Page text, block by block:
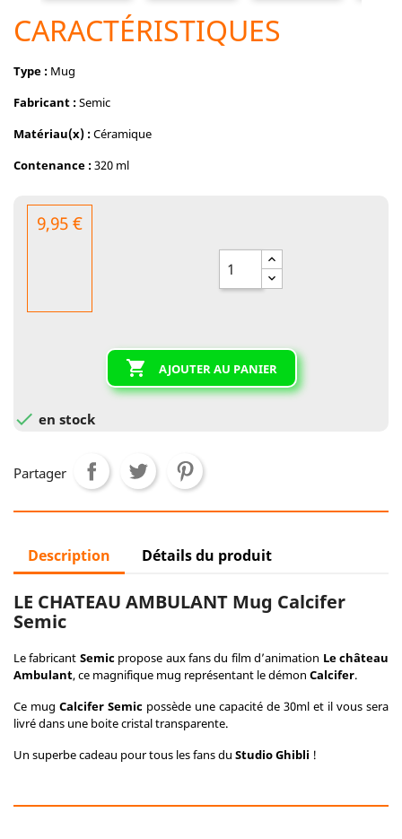
CARACTÉRISTIQUES
Type : Mug
Fabricant :Semic
Matériau(x) :Céramique
Contenance :320 ml
9,95 €
 AJOUTER AU PANIER
 en stock
Partager
Description Détails du produit
LE CHATEAU AMBULANT Mug Calcifer
Semic
Le fabricant Semicpropose aux fans du film d’animation Le château
Ambulant, ce magnifique mug représentant le démon Calcifer.
Ce mug Calcifer Semic possède une capacité de 30ml et il vous sera
livré dans une boite cristal transparente.
Un superbe cadeau pour tous les fans du Studio Ghibli !